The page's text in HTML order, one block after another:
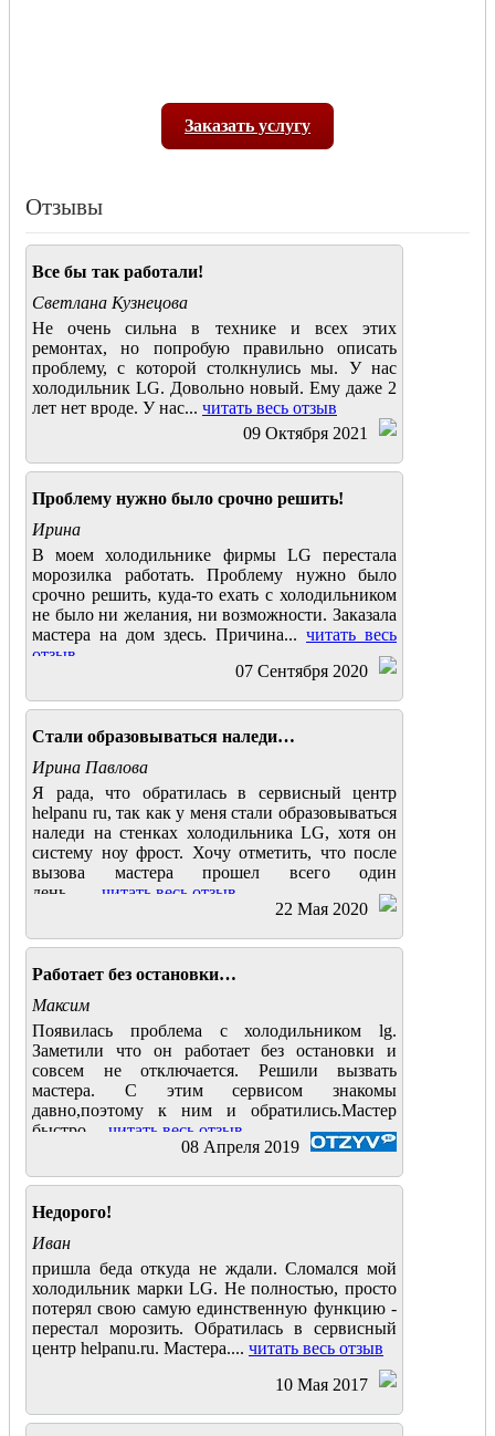
Заказать услугу
Отзывы
Все бы так работали!
Светлана Кузнецова
Не очень сильна в технике и всех этих
ремонтах, но попробую правильно описать
проблему, с которой столкнулись мы. У нас
холодильник LG. Довольно новый. Ему даже 2
лет нет вроде. У нас... читать весь отзыв
09 Октября 2021
Проблему нужно было срочно решить!
Ирина
В моем холодильнике фирмы LG перестала
морозилка работать. Проблему нужно было
срочно решить, куда-то ехать с холодильником
не было ни желания, ни возможности. Заказала
мастера на дом здесь. Причина... читать весь
отзыв
07 Сентября 2020
Стали образовываться наледи…
Ирина Павлова
Я рада, что обратилась в сервисный центр
helpanu ru, так как у меня стали образовываться
наледи на стенках холодильника LG, хотя он
систему ноу фрост. Хочу отметить, что после
вызова мастера прошел всего один
день....... читать весь отзыв
22 Мая 2020
Работает без остановки…
Максим
Появилась проблема с холодильником lg.
Заметили что он работает без остановки и
совсем не отключается. Решили вызвать
мастера. С этим сервисом знакомы
давно,поэтому к ним и обратились.Мастер
быстро.... читать весь отзыв
08 Апреля 2019
Недорого!
Иван
пришла беда откуда не ждали. Сломался мой
холодильник марки LG. Не полностью, просто
потерял свою самую единственную функцию -
перестал морозить. Обратилась в сервисный
центр helpanu.ru. Мастера.... читать весь отзыв
10 Мая 2017